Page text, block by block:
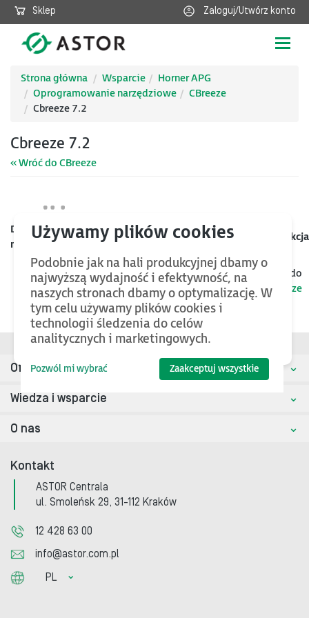
Sklep Zaloguj/Utwórz konto
Strona główna
Wsparcie
Horner APG
Oprogramowanie narzędziowe
CBreeze
Cbreeze 7.2
Cbreeze 7.2
« Wróć do CBreeze
Data
mod.
KategoriaNazwa Akcja
Jeśli chcesz znaleźć więcej plików oraz bazy wiedzy, wróć do
kategorii nadrzędnejCBreeze
Oferta
Wiedza i wsparcie
O nas
Kontakt
ASTOR Centrala
ul. Smoleńsk 29, 31-112 Kraków
12 428 63 00
info@astor.com.pl
PL
Podobnie jak na hali produkcyjnej dbamy o
najwyższą wydajność i efektywność, na
naszych stronach dbamy o optymalizację. W
tym celu używamy plików cookies i
technologii śledzenia do celów
analitycznych i marketingowych.
Pozwól mi wybrać Zaakceptuj wszystkie